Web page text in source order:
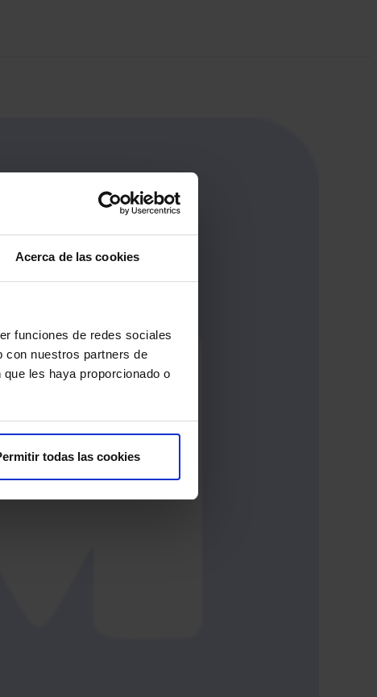
Acerca de las cookies
funciones de redes sociales
con nuestros partners de
les haya proporcionado o
todas las cookies